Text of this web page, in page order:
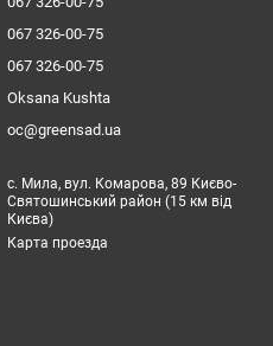
067 326-00-75
067 326-00-75
Oksana Kushta
oc@greensad.ua
с. Мила, вул. Комарова, 89 Києво-
Святошинський район (15 км від
Києва)
Карта проезда